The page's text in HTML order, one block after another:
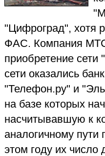
"Цифроград", хотя
ФАС. Компания
приобретение сети
сети оказались
"Телефон.ру" и
на базе которых
насчитывавшую к
аналогичному
этом году их